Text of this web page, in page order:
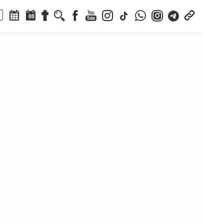
08